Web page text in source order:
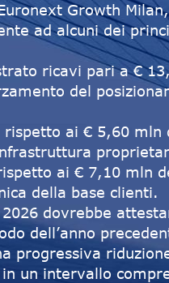
Growth
ad alcuni dei
ricavi pari a €
del
ai € 5,60
ai € 7,10 mln
della base clienti.
dovrebbe
dell’anno
progressiva
in un intervallo